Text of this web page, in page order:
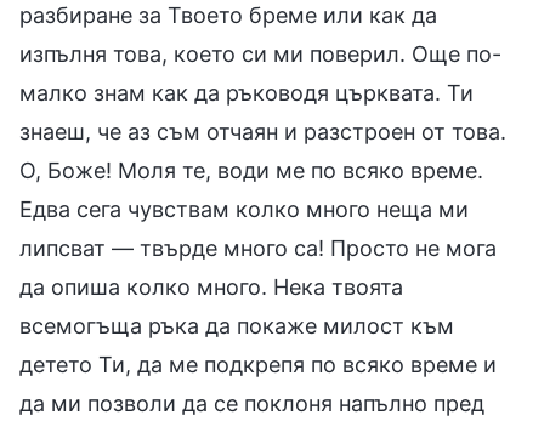
разбиране за Твоето бреме или как да
изпълня това, което си ми поверил. Още по-
малко знам как да ръководя църквата. Ти
знаеш, че аз съм отчаян и разстроен от това.
О, Боже! Моля те, води ме по всяко време.
Едва сега чувствам колко много неща ми
липсват — твърде много са! Просто не мога
да опиша колко много. Нека твоята
всемогъща ръка да покаже милост към
детето Ти, да ме подкрепя по всяко време и
да ми позволи да се поклоня напълно пред